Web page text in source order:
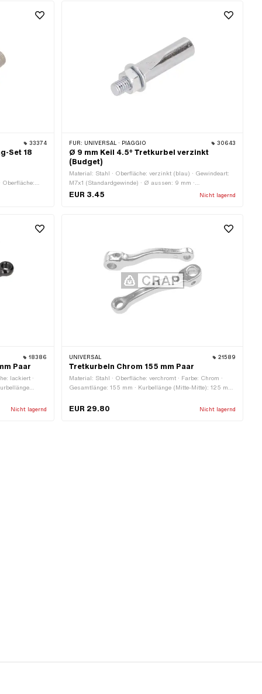
33374
Set 18
·
FÜR: UNIVERSAL · PIAGGIO 30643
Ø 9 mm Keil 4.5° Tretkurbel verzinkt
(Budget)
Material: Stahl · Oberfläche: verzinkt (blau) · Gewindeart:
M7x1 (Standardgewinde) · Ø aussen: 9 mm ·
Gesamtlänge: 42 mm · Winkel Kurbelkeil: 4.5°
EUR 3.45 Nicht lagernd
18386
Paar
lackiert ·
mm ·
Nicht lagernd
UNIVERSAL 21589
Tretkurbeln Chrom 155 mm Paar
Material: Stahl · Oberfläche: verchromt · Farbe: Chrom ·
Gesamtlänge: 155 mm · Kurbellänge (Mitte-Mitte): 125 mm
Gewindeart: MF14x1.25 (Feingewinde)
EUR 29.80 Nicht lagernd